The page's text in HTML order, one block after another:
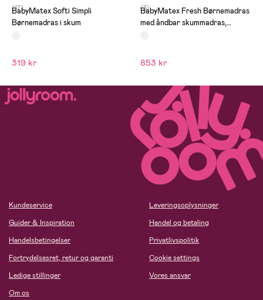
(17)
BabyMatex Softi Simpli
Børnemadras i skum
319 kr
(3)
BabyMatex Fresh Børnemadras
med åndbar skummadras,
853 kr
Kundeservice
Guider & Inspiration
Handelsbetingelser
Fortrydelsesret, retur og garanti
Ledige stillinger
Om os
Leveringsoplysninger
Handel og betaling
Privatlivspolitik
Cookie settings
Vores ansvar